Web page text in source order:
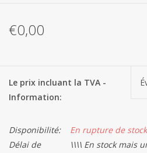
Produits Covid-19
Bonbons de carnaval
Cadeaux de Pâques
€0,00
Le prix incluant la TVA -
Information:
Disponibilité:
En rupture de stock
Délai de
\\\\ En stock mais